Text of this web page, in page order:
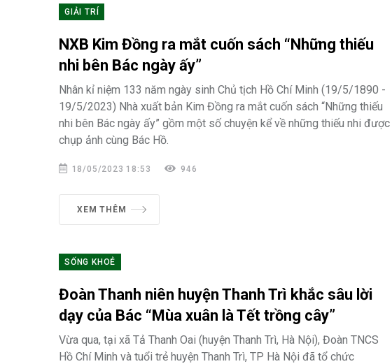
GIẢI TRÍ
NXB Kim Đồng ra mắt cuốn sách “Những thiếu
nhi bên Bác ngày ấy”
Nhân kỉ niệm 133 năm ngày sinh Chủ tịch Hồ Chí Minh (19/5/1890 -
19/5/2023) Nhà xuất bản Kim Đồng ra mắt cuốn sách “Những thiếu
nhi bên Bác ngày ấy” gồm một số chuyện kể về những thiếu nhi được
chụp ảnh cùng Bác Hồ.
18/05/2023 18:53 946
XEM THÊM
SỐNG KHOẺ
Đoàn Thanh niên huyện Thanh Trì khắc sâu lời
dạy của Bác “Mùa xuân là Tết trồng cây”
Vừa qua, tại xã Tả Thanh Oai (huyện Thanh Trì, Hà Nội), Đoàn TNCS
Hồ Chí Minh và tuổi trẻ huyện Thanh Trì, TP Hà Nội đã tổ chức